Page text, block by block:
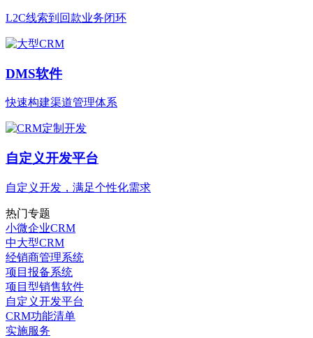
L2C线索到回款业务闭环
DMS软件
快速构建渠道管理体系
自定义开发平台
自定义开发，满足个性化需求
热门专题
小微企业CRM
中大型CRM
经销商管理系统
项目报备系统
项目型销售软件
自定义开发平台
CRM功能清单
实施服务